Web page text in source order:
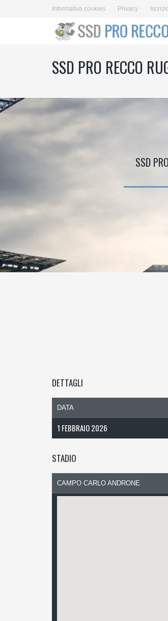
Informativa cookies Privacy
SSD PRO RECCO
SSD
DETTAGLI
DATA
1 FEBBRAIO 2026
STADIO
CAMPO CARLO ANDRONE